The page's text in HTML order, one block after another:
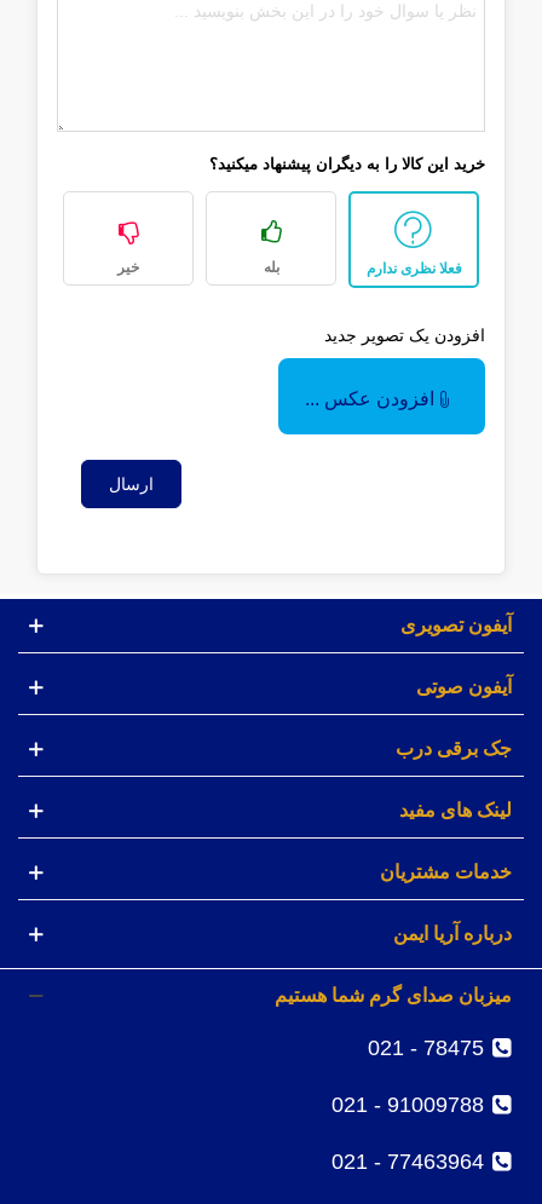
خرید این کالا را به دیگران پیشنهاد میکنید؟
فعلا نظری ندارم بله خیر
افزودن یک تصویر جدید
افزودن عکس ...
ارسال
آیفون تصویری
آیفون صوتی
جک برقی درب
لینک های مفید
خدمات مشتریان
درباره آریا ایمن
میزبان صدای گرم شما هستیم
78475 - 021
91009788 - 021
77463964 - 021